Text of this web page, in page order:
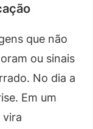
que não
ou sinais
No dia a
Em um
vira